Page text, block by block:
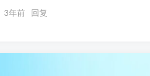
3年前 回复